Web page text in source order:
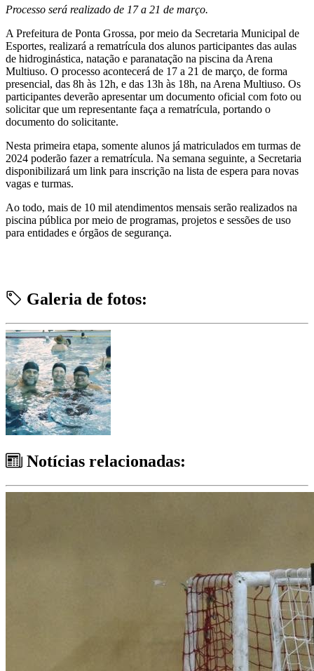
Processo será realizado de 17 a 21 de março.
A Prefeitura de Ponta Grossa, por meio da Secretaria Municipal de
Esportes, realizará a rematrícula dos alunos participantes das aulas
de hidroginástica, natação e paranatação na piscina da Arena
Multiuso. O processo acontecerá de 17 a 21 de março, de forma
presencial, das 8h às 12h, e das 13h às 18h, na Arena Multiuso. Os
participantes deverão apresentar um documento oficial com foto ou
solicitar que um representante faça a rematrícula, portando o
documento do solicitante.
Nesta primeira etapa, somente alunos já matriculados em turmas de
2024 poderão fazer a rematrícula. Na semana seguinte, a Secretaria
disponibilizará um link para inscrição na lista de espera para novas
vagas e turmas.
Ao todo, mais de 10 mil atendimentos mensais serão realizados na
piscina pública por meio de programas, projetos e sessões de uso
para entidades e órgãos de segurança.
Galeria de fotos:
Notícias relacionadas: